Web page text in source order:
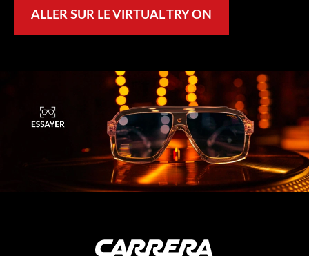
ALLER SUR LE VIRTUAL TRY ON